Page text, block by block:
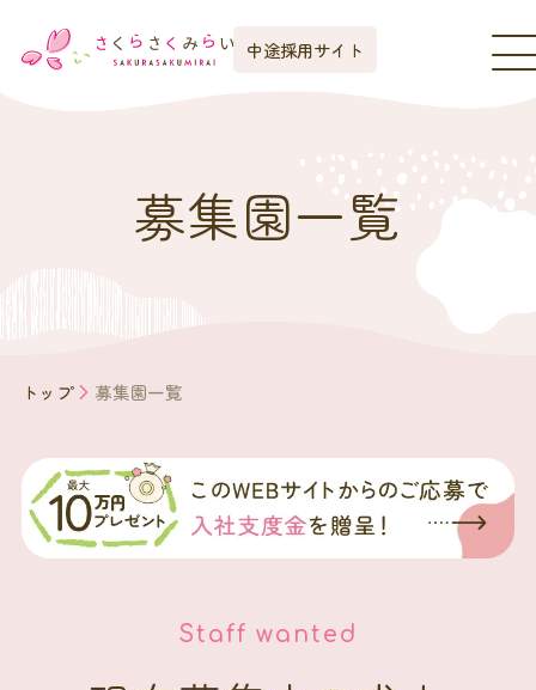
中途採用サイト
募集園一覧
トップ 募集園一覧
Staff wanted